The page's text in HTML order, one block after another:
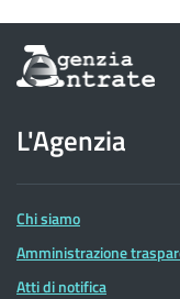
Informazioni
sul
dell'Agenzia
delle
Entrate
L'Agenzia
Chi siamo
Amministrazione
Atti di notifica